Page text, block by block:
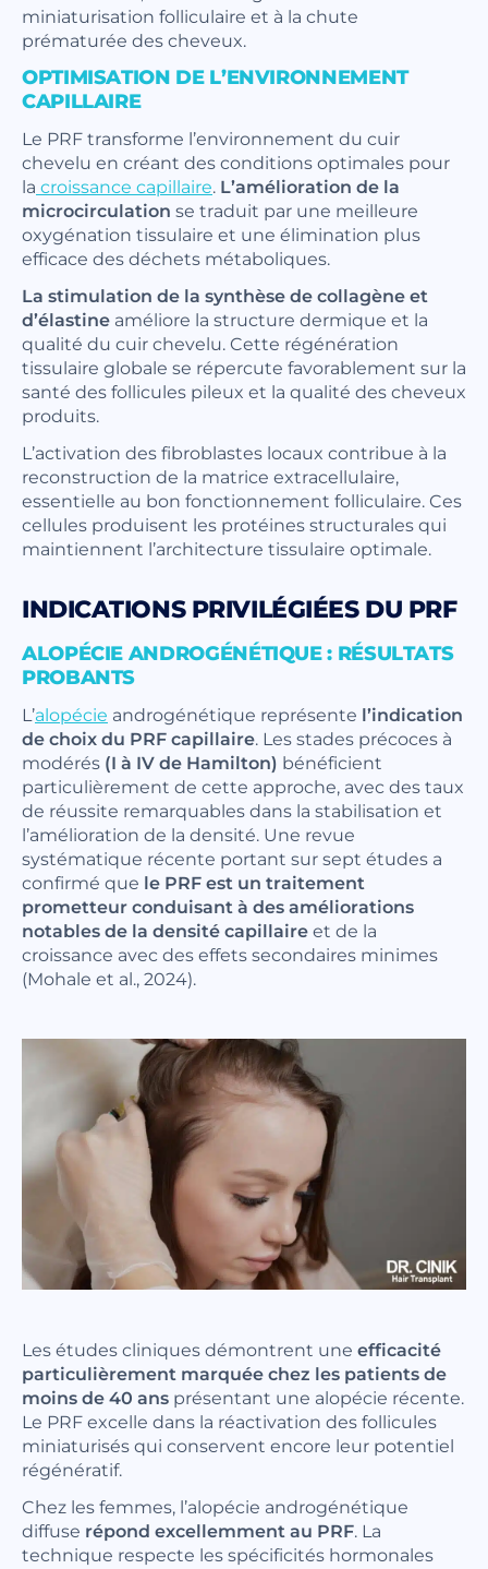
miniaturisation folliculaire et à la chute
prématurée des cheveux.
OPTIMISATION DE L’ENVIRONNEMENT
CAPILLAIRE
Le PRF transforme l’environnement du cuir
chevelu en créant des conditions optimales pour
la croissance capillaire. L’amélioration de la
microcirculation se traduit par une meilleure
oxygénation tissulaire et une élimination plus
efficace des déchets métaboliques.
La stimulation de la synthèse de collagène et
d’élastine améliore la structure dermique et la
qualité du cuir chevelu. Cette régénération
tissulaire globale se répercute favorablement sur la
santé des follicules pileux et la qualité des cheveux
produits.
L’activation des fibroblastes locaux contribue à la
reconstruction de la matrice extracellulaire,
essentielle au bon fonctionnement folliculaire. Ces
cellules produisent les protéines structurales qui
maintiennent l’architecture tissulaire optimale.
INDICATIONS PRIVILÉGIÉES DU PRF
ALOPÉCIE ANDROGÉNÉTIQUE : RÉSULTATS
PROBANTS
L’alopécie androgénétique représente l’indication
de choix du PRF capillaire. Les stades précoces à
modérés (I à IV de Hamilton) bénéficient
particulièrement de cette approche, avec des taux
de réussite remarquables dans la stabilisation et
l’amélioration de la densité. Une revue
systématique récente portant sur sept études a
confirmé que le PRF est un traitement
prometteur conduisant à des améliorations
notables de la densité capillaireet de la
croissance avec des effets secondaires minimes
(Mohale et al., 2024).
Les études cliniques démontrent une efficacité
particulièrement marquée chez les patients de
moins de 40 ans présentant une alopécie récente.
Le PRF excelle dans la réactivation des follicules
miniaturisés qui conservent encore leur potentiel
régénératif.
Chez les femmes, l’alopécie androgénétique
diffuse répond excellemment au PRF. La
technique respecte les spécificités hormonales